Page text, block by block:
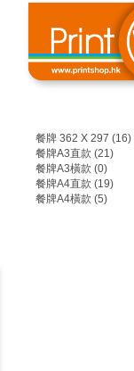
餐牌 362 X 297 (16)
餐牌A3直款 (21)
餐牌A3橫款 (0)
餐牌A4直款 (19)
餐牌A4橫款 (5)